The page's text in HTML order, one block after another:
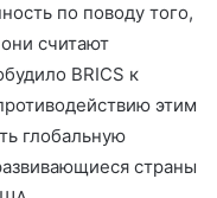
по поводу того,
считают
BRICS к
этим
глобальную
страны